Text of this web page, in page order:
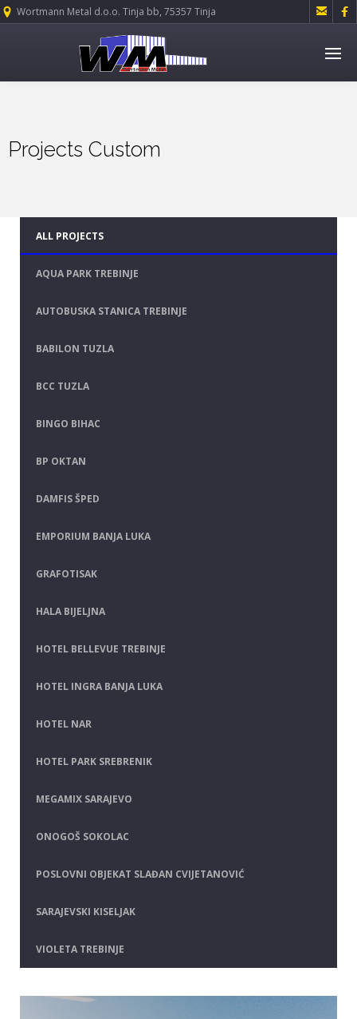
Wortmann Metal d.o.o. Tinja bb, 75357 Tinja  
Projects Custom
ALL PROJECTS
AQUA PARK TREBINJE
AUTOBUSKA STANICA TREBINJE
BABILON TUZLA
BCC TUZLA
BINGO BIHAC
BP OKTAN
DAMFIS ŠPED
EMPORIUM BANJA LUKA
GRAFOTISAK
HALA BIJELJNA
HOTEL BELLEVUE TREBINJE
HOTEL INGRA BANJA LUKA
HOTEL NAR
HOTEL PARK SREBRENIK
MEGAMIX SARAJEVO
ONOGOŠ SOKOLAC
POSLOVNI OBJEKAT SLAĐAN CVIJETANOVIĆ
SARAJEVSKI KISELJAK
VIOLETA TREBINJE